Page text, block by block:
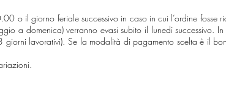
o il giorno feriale successivo in caso in cui l’ordine fosse
a domenica) verranno evasi subito il lunedì successivo.
giorni lavorativi). Se la modalità di pagamento scelta è il